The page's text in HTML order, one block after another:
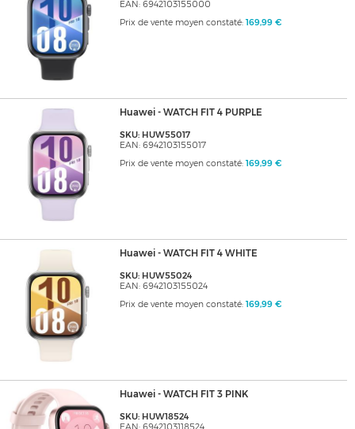
EAN: 6942103155000
Prix de vente moyen constaté: 169,99 €
Huawei - WATCH FIT 4 PURPLE
SKU: HUW55017
EAN: 6942103155017
Prix de vente moyen constaté: 169,99 €
Huawei - WATCH FIT 4 WHITE
SKU: HUW55024
EAN: 6942103155024
Prix de vente moyen constaté: 169,99 €
Huawei - WATCH FIT 3 PINK
SKU: HUW18524